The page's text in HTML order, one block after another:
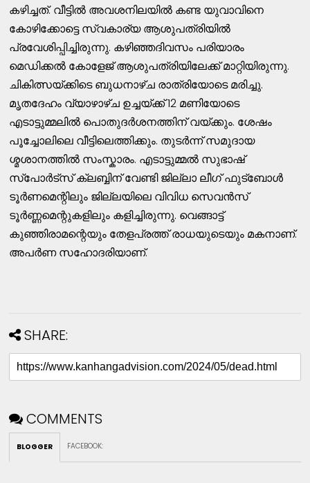
കഴിച്ചത്. വീട്ടിൽ അവശനിലയിൽ കണ്ട യുവാവിനെ
കോഴിക്കോട്ടെ സ്വകാര്യ ആശുപത്രിയിൽ
പ്രവേശിപ്പിച്ചിരുന്നു. കഴിഞ്ഞദിവസം പരിയാരം
മെഡിക്കൽ കോളേജ് ആശുപത്രിയിലേക്ക് മാറ്റിയിരുന്നു.
ചികിത്സയ്ക്കിടെ ബുധനാഴ്ച രാത്രിയോടെ മരിച്ചു.
മൃതദേഹം വ്യാഴാഴ്ച ഉച്ചയ്ക്ക് 12 മണിയോടെ
എടാട്ടുമ്മലിൽ പൊതുദർശനത്തിന് വയ്ക്കും. ശേഷം
പൂച്ചോലിലെ വീട്ടിലെത്തിക്കും. തുടർന്ന് സമുദായ
ശ്മശാനത്തിൽ സംസ്കാരം. എടാട്ടുമ്മൽ സുഭാഷ്
സ്പോർട്സ് ക്ലബ്ബിന് വേണ്ടി ജില്ലാ ലീഗ് ഫുട്ബോൾ
ടൂർണമെന്റിലും ജില്ലയിലെ വിവിധ സെവൻസ്
ടൂർണ്ണമെന്റുകളിലും കളിച്ചിരുന്നു. വെങ്ങാട്ട്
കുഞ്ഞിരാമന്റെയും തേളപ്രത്ത് രാധയുടെയും മകനാണ്.
അപർണ സഹോദരിയാണ്.
SHARE:
COMMENTS
BLOGGER FACEBOOK: